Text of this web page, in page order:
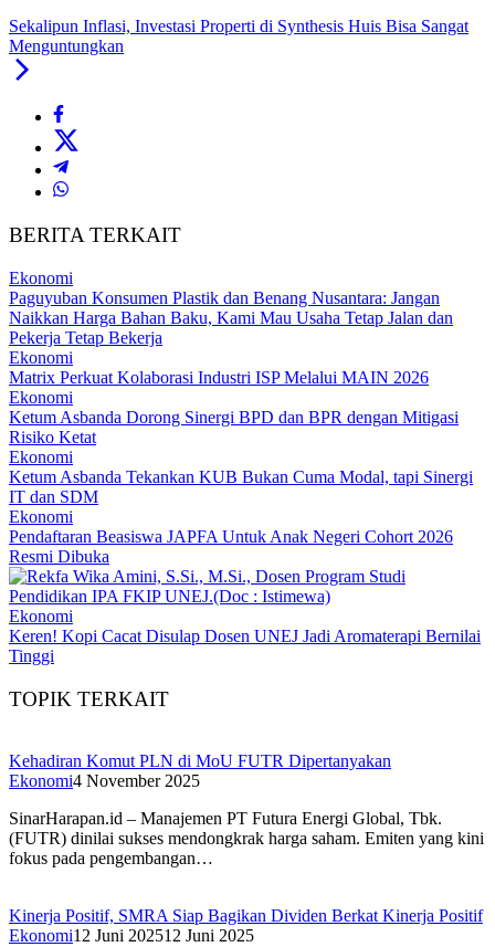
Sekalipun Inflasi, Investasi Properti di Synthesis Huis Bisa Sangat
Menguntungkan
BERITA TERKAIT
Ekonomi
Paguyuban Konsumen Plastik dan Benang Nusantara: Jangan
Naikkan Harga Bahan Baku, Kami Mau Usaha Tetap Jalan dan
Pekerja Tetap Bekerja
Ekonomi
Matrix Perkuat Kolaborasi Industri ISP Melalui MAIN 2026
Ekonomi
Ketum Asbanda Dorong Sinergi BPD dan BPR dengan Mitigasi
Risiko Ketat
Ekonomi
Ketum Asbanda Tekankan KUB Bukan Cuma Modal, tapi Sinergi
IT dan SDM
Ekonomi
Pendaftaran Beasiswa JAPFA Untuk Anak Negeri Cohort 2026
Resmi Dibuka
Ekonomi
Keren! Kopi Cacat Disulap Dosen UNEJ Jadi Aromaterapi Bernilai
Tinggi
TOPIK TERKAIT
Kehadiran Komut PLN di MoU FUTR Dipertanyakan
Ekonomi4 November 2025
SinarHarapan.id – Manajemen PT Futura Energi Global, Tbk.
(FUTR) dinilai sukses mendongkrak harga saham. Emiten yang kini
fokus pada pengembangan…
Kinerja Positif, SMRA Siap Bagikan Dividen Berkat Kinerja Positif
Ekonomi12 Juni 202512 Juni 2025